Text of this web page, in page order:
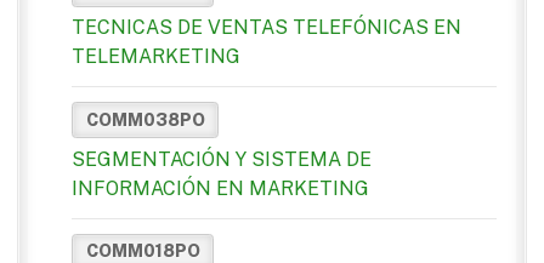
TECNICAS DE VENTAS TELEFÓNICAS EN
TELEMARKETING
COMM038PO
SEGMENTACIÓN Y SISTEMA DE
INFORMACIÓN EN MARKETING
COMM018PO